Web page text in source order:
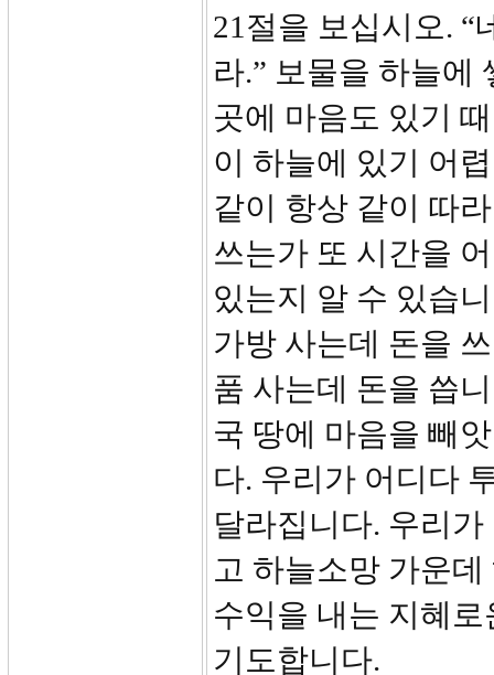
21절을 보십시오. “
라.” 보물을 하늘에
곳에 마음도 있기
이 하늘에 있기 어
같이 항상 같이 따
쓰는가 또 시간을
있는지 알 수 있습
가방 사는데 돈을
품 사는데 돈을 씁
국 땅에 마음을 빼
다. 우리가 어디다
달라집니다. 우리
고 하늘소망 가운
수익을 내는 지혜
기도합니다.